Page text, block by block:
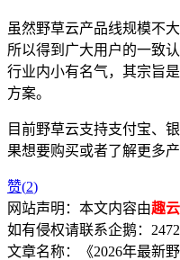
虽然野草云产品线规模不
所以得到广大用户的一致
行业内小有名气，其宗旨
方案。
目前野草云支持支付宝、
果想要购买或者了解更多
赞(2)
网站声明：本文内容由趣
如有侵权请联系企鹅：
文章名称：《2026年最新